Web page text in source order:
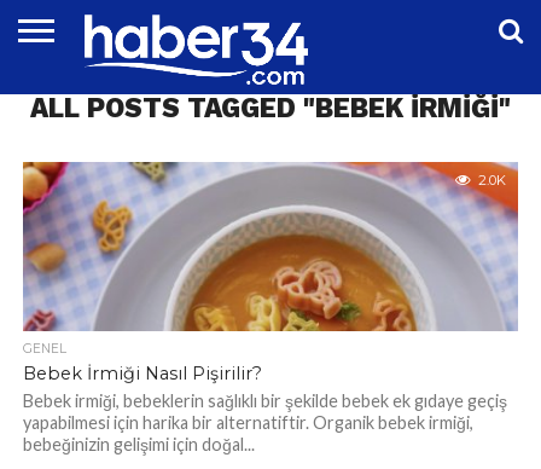
EĞITIM
EKONOMI
GENEL
MAGAZIN
OTOMOTIV
SIYASET
SPOR
TEKNOLOJI
ALL POSTS TAGGED "BEBEK IRMIĞI"
2.0K
GENEL
Bebek İrmiği Nasıl Pişirilir?
Bebek irmiği, bebeklerin sağlıklı bir şekilde bebek ek gıdaye geçiş
yapabilmesi için harika bir alternatiftir. Organik bebek irmiği,
bebeğinizin gelişimi için doğal...